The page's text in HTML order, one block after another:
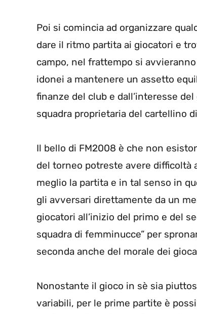
Poi si comincia ad organizzare
dare il ritmo partita ai giocatori e
campo, nel frattempo si
idonei a mantenere un assetto
finanze del club e dall’interesse
squadra proprietaria del cartellino
Il bello di FM2008 è che non
del torneo potreste avere difficoltà
meglio la partita e in tal senso in
gli avversari direttamente da un
giocatori all’inizio del primo e del
squadra di femminucce” per
seconda anche del morale dei
Nonostante il gioco in sè sia
variabili, per le prime partite è